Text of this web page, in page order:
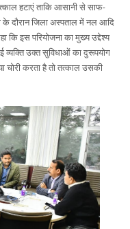
हटाएं ताकि आसानी से साफ-
दौरान जिला अस्पताल में नल आदि
कि इस परियोजना का मुख्य उद्देश्य
व्यक्ति उक्त सुविधाओं का दुरूपयोग
चोरी करता है तो तत्काल उसकी